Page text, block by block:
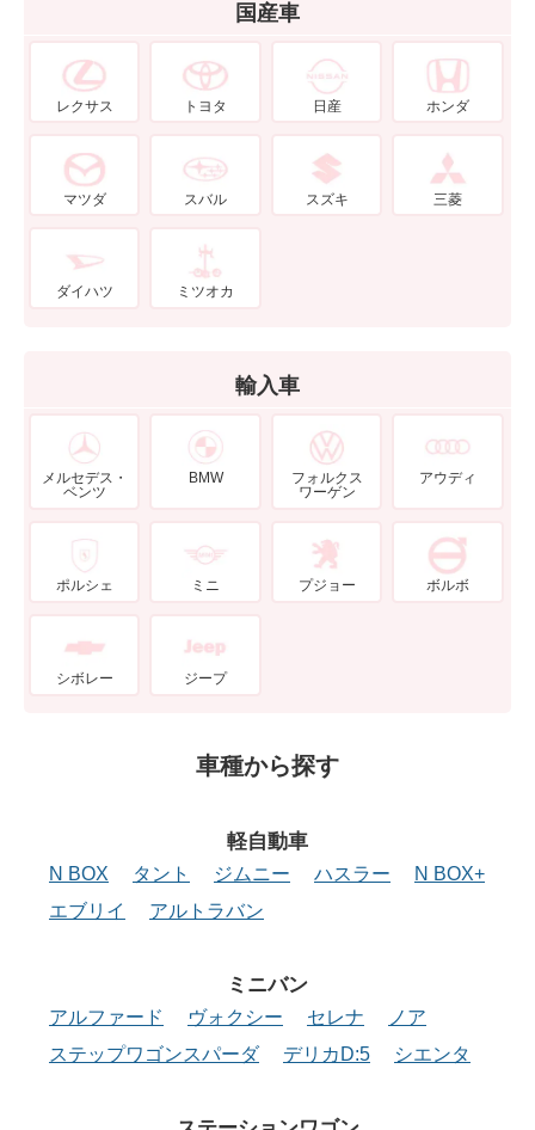
国産車
レクサス トヨタ 日産 ホンダ
マツダ スバル スズキ 三菱
ダイハツ ミツオカ
輸入車
メルセデス・
ベンツ
BMW
フォルクス
ワーゲン
アウディ
ポルシェ ミニ プジョー ボルボ
シボレー ジープ
車種から探す
軽自動車
N BOX タント ジムニー ハスラー
N BOX+
エブリイ
アルトラバン
ミニバン
アルファード ヴォクシー セレナ
ノア
ステップワゴンスパーダ
デリカD:5 シエンタ